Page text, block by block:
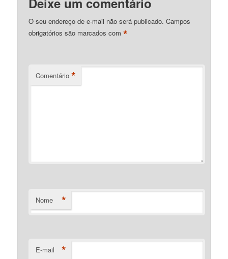
O seu endereço de e-mail não será publicado. Campos
obrigatórios são marcados com*
Comentário *
Nome *
E-mail *